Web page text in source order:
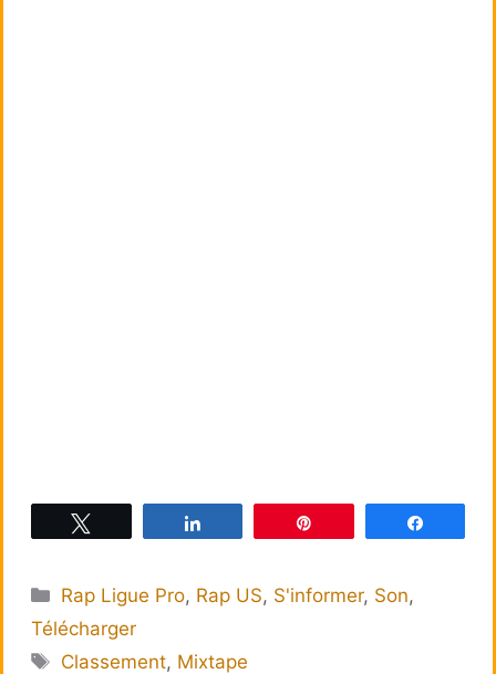
Catégories
Rap Ligue Pro, Rap US, S'informer, Son,
Télécharger
Étiquettes
Classement, Mixtape